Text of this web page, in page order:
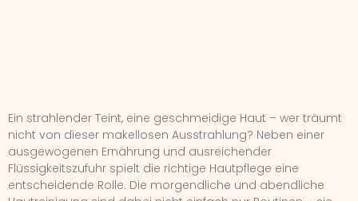
Ein strahlender Teint, eine geschmeidige Haut – wer träumt
nicht von dieser makellosen Ausstrahlung? Neben einer
ausgewogenen Ernährung und ausreichender
Flüssigkeitszufuhr spielt die richtige Hautpflege eine
entscheidende Rolle. Die morgendliche und abendliche